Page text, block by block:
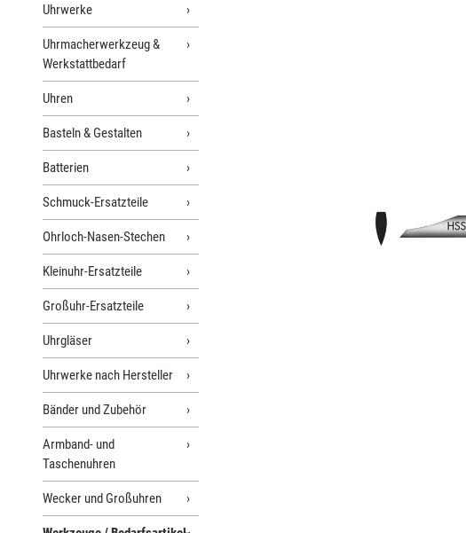
Uhrwerke
Uhrmacherwerkzeug &
Werkstattbedarf
Uhren
Basteln & Gestalten
Batterien
Schmuck-Ersatzteile
Ohrloch-Nasen-Stechen
Kleinuhr-Ersatzteile
Großuhr-Ersatzteile
Uhrgläser
Uhrwerke nach Hersteller
Bänder und Zubehör
Armband- und
Taschenuhren
Wecker und Großuhren